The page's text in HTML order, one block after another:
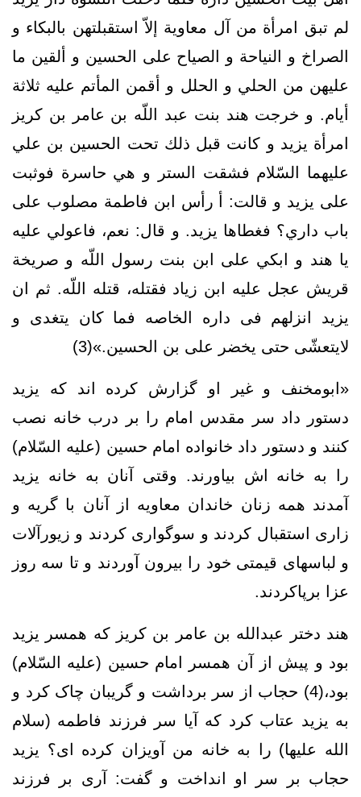
لم تبق امرأة من آل معاوية إلاّ استقبلتهن بالبكاء و
الصراخ و النياحة و الصياح على الحسين و ألقين ما
عليهن من الحلي و الحلل و أقمن المأتم عليه ثلاثة
أيام. و خرجت هند بنت عبد اللّه بن عامر بن كريز
امرأة يزيد و كانت قبل ذلك تحت الحسين بن علي
عليهما السّلام فشقت الستر و هي حاسرة فوثبت
على يزيد و قالت: أ رأس ابن فاطمة مصلوب على
باب داري‌؟ فغطاها يزيد. و قال: نعم، فاعولي عليه
يا هند و ابكي على ابن بنت رسول اللّه و صريخة
قريش عجل عليه ابن زياد فقتله، قتله اللّه. ثم ان
یزید انزلهم فی داره الخاصه فما کان یتغدی و
لایتعشّی حتی یخضر علی بن الحسین.»(3)
«ابومخنف و غیر او گزارش کرده اند که یزید
دستور داد سر مقدس امام را بر درب خانه نصب
کنند و دستور داد خانواده امام حسین (علیه السّلام)
را به خانه اش بیاورند. وقتی آنان به خانه یزید
آمدند همه زنان خاندان معاویه از آنان با گریه و
زاری استقبال کردند و سوگواری کردند و زیورآلات
و لباسهای قیمتی خود را بیرون آوردند و تا سه روز
عزا برپاکردند.
هند دختر عبدالله بن عامر بن کریز که همسر یزید
بود و پیش از آن همسر امام حسین (علیه السّلام)
بود،(4) حجاب از سر برداشت و گریبان چاک کرد و
به یزید عتاب کرد که آیا سر فرزند فاطمه (سلام
الله علیها) را به خانه من آویزان کرده ای؟ یزید
حجاب بر سر او انداخت و گفت: آری بر فرزند